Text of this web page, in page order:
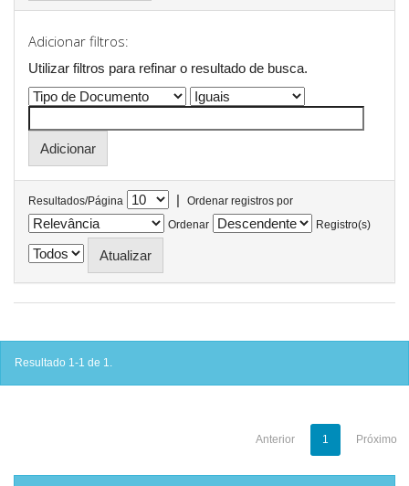
Adicionar filtros:
Utilizar filtros para refinar o resultado de busca.
Resultados/Página |
Ordenar registros por
Ordenar
Registro(s)
Resultado 1-1 de 1.
Anterior 1 Próximo